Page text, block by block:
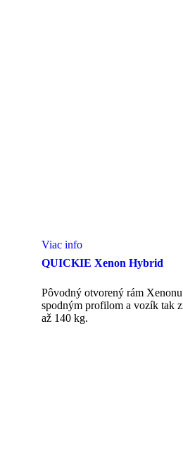
Viac info
QUICKIE Xenon Hybrid
Pôvodný otvorený rám
spodným profilom a vozík tak
až 140 kg.